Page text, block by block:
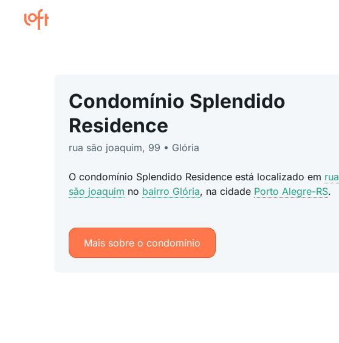
Condomínio Splendido
Residence
rua são joaquim, 99 • Glória
O condomínio Splendido Residence está localizado em rua
são joaquim no bairro Glória, na cidade Porto Alegre-RS.
Mais sobre o condomínio